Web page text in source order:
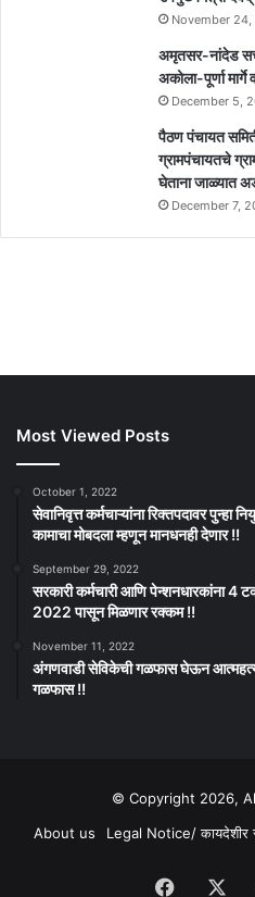
November
अमृतसर-नांदेड
अकोला-पूर्णा मार्गे
December 5,
पैठण पंचायत
ग्रामपंचायतचे
घेताना जाळ्यात
December 7,
Most Viewed Posts
October 1, 2022
सेवानिवृत्त कर्मचाऱ्यांना रिक्तपदावर पुन्हा
कामाचा मोबदला म्हणून मानधनही देणार !!
September 29, 2022
सरकारी कर्मचारी आणि पेन्शनधारकांना 4
2022 पासून मिळणार रक्कम !!
November 11, 2022
अंगणवाडी सेविकेची गळफास घेऊन
गळफास !!
© Copyright 2026,
About us
Legal Notice/ कायदेशीर